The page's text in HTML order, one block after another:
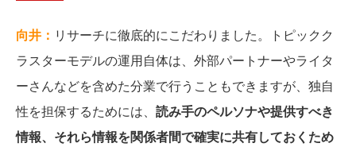
向井： リサーチに徹底的にこだわりました。トピックク
ラスターモデルの運用自体は、外部パートナーやライタ
ーさんなどを含めた分業で行うこともできますが、独自
性を担保するためには、 読み手のペルソナや提供すべき
情報、それら情報を関係者間で確実に共有しておくため